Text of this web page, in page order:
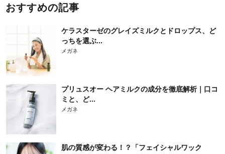
おすすめの記事
ケラスターゼのグレイズミルクとドロップス、ど
っちを選ぶ...
メガネ
プリュスオー ヘアミルクの成分を徹底解析｜口コ
ミと、ど...
メガネ
肌の質感が変わる！？「フェイシャルワック